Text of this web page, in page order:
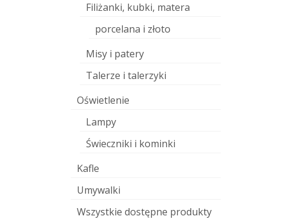
Filiżanki, kubki, matera
porcelana i złoto
Misy i patery
Talerze i talerzyki
Oświetlenie
Lampy
Świeczniki i kominki
Kafle
Umywalki
Wszystkie dostępne produkty